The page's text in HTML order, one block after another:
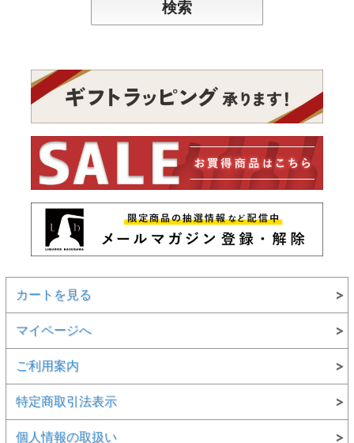
カートを見る
マイページへ
ご利用案内
特定商取引法表示
個人情報の取扱い